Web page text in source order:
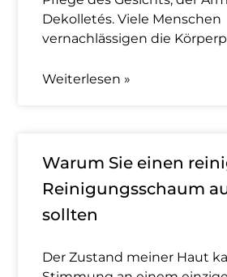
Dekolletés. Viele Menschen
vernachlässigen die
Weiterlesen »
Warum Sie einen
Reinigungsschaum
sollten
Der Zustand meiner Haut